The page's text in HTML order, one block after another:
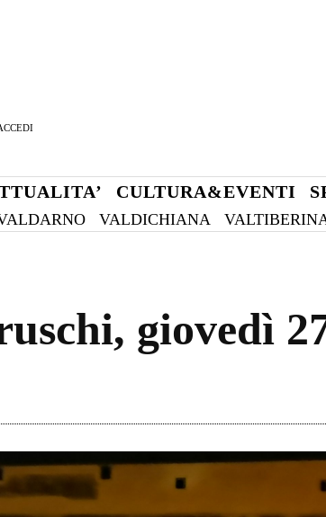
CULTURA&EVENTI
VALDICHIANA
giovedì